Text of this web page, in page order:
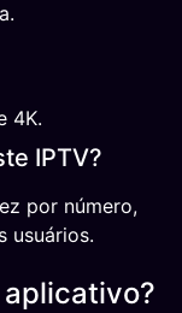
4K.
IPTV?
por número,
usuários.